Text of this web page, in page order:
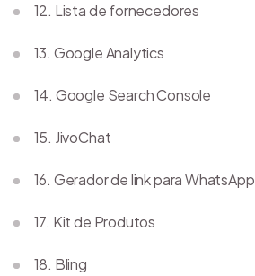
12. Lista de fornecedores
13. Google Analytics
14. Google Search Console
15. JivoChat
16. Gerador de link para WhatsApp
17. Kit de Produtos
18. Bling